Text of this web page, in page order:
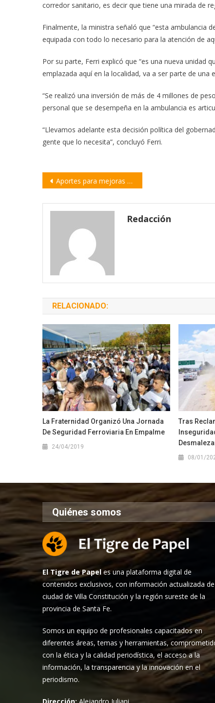
corredor sanitario, es decir que tiene una mirada de
Finalmente, la ministra señaló que “esta ambulancia
equipada con todo lo necesario para la atención de
Por su parte, Ferri explicó que “es una nueva unidad
emplazada aquí en la localidad, va a ser parte de una
“Se realizó una inversión de más de 4 millones de
personal que se desempeña en la ambulancia es
“Llevamos adelante esta decisión política del
gente que lo necesita”, concluyó Ferri.
Navegación
entradas
Aportes para mejoras en el SAMCo de Peyrano
Redacción
RELACIONADO:
La Fraternidad Organizó Una Jornada
De Seguridad Ferroviaria En Empalme
24/04/2019
Tras
08/01/
Quiénes somos
El Tigre de Papel es una plataforma digital de
contenidos exclusivos, con información actualizada
ciudad de Villa Constitución y la región sureste de la
provincia de Santa Fe.
Somos un equipo de profesionales capacitados en
diferentes áreas, temas y herramientas,
con la ética y la calidad periodística, el acceso a la
información, la transparencia y la innovación en el
periodismo.